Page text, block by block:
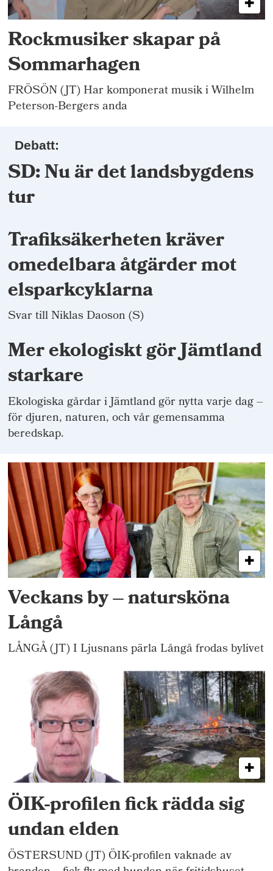
Rockmusiker skapar på
Sommarhagen
FRÖSÖN (JT) Har komponerat musik i Wilhelm
Peterson-Bergers anda
Debatt:
SD: Nu är det landsbygdens
tur
Trafiksäkerheten kräver
omedelbara åtgärder mot
elsparkcyklarna
Svar till Niklas Daoson (S)
Mer ekologiskt gör Jämtland
starkare
Ekologiska gårdar i Jämtland gör nytta varje dag –
för djuren, naturen, och vår gemensamma
beredskap.
Veckans by – natursköna
Långå
LÅNGÅ (JT) I Ljusnans pärla Långå frodas bylivet
ÖIK-profilen fick rädda sig
undan elden
ÖSTERSUND (JT) ÖIK-profilen vaknade av